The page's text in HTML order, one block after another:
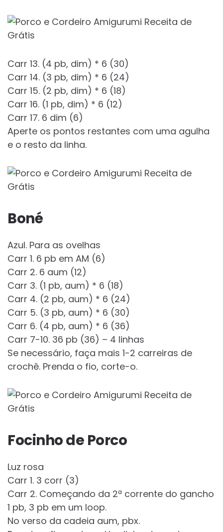
Carr 13. (4 pb, dim) * 6 (30)
Carr 14. (3 pb, dim) * 6 (24)
Carr 15. (2 pb, dim) * 6 (18)
Carr 16. (1 pb, dim) * 6 (12)
Carr 17. 6 dim (6)
Aperte os pontos restantes com uma agulha
e o resto da linha.
Boné
Azul. Para as ovelhas
Carr 1. 6 pb em AM (6)
Carr 2. 6 aum (12)
Carr 3. (1 pb, aum) * 6 (18)
Carr 4. (2 pb, aum) * 6 (24)
Carr 5. (3 pb, aum) * 6 (30)
Carr 6. (4 pb, aum) * 6 (36)
Carr 7-10. 36 pb (36) – 4 linhas
Se necessário, faça mais 1-2 carreiras de
crochê. Prenda o fio, corte-o.
Focinho de Porco
Luz rosa
Carr 1. 3 corr (3)
Carr 2. Começando da 2ª corrente do gancho
1 pb, 3 pb em um loop.
No verso da cadeia aum, pbx.